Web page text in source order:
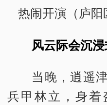
热闹开演（庐阳
风云际会沉
当晚，逍遥
兵甲林立，身